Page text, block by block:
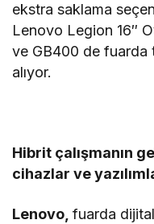
ekstra saklama
Lenovo Legion 16″
ve GB400 de fuarda
alıyor.
Hibrit çalışmanın
cihazlar ve
Lenovo,fuarda dijital